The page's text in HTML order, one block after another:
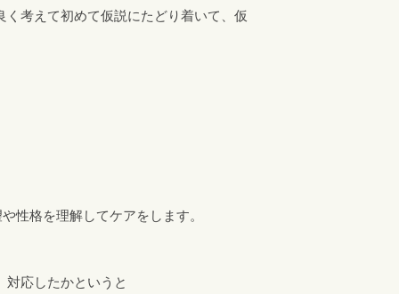
考えて初めて仮説にたどり着いて、仮
性格を理解してケアをします。
応したかというと